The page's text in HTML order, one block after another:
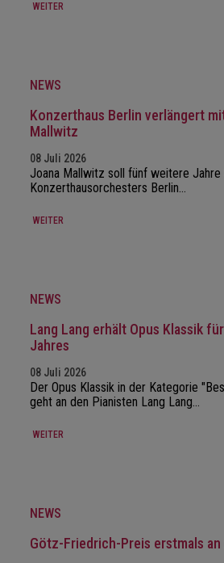
WEITER
NEWS
Konzerthaus Berlin verlängert
Mallwitz
08 Juli 2026
Joana Mallwitz soll fünf weitere Jahre
Konzerthausorchesters Berlin…
WEITER
NEWS
Lang Lang erhält Opus Klassik
Jahres
08 Juli 2026
Der Opus Klassik in der Kategorie
geht an den Pianisten Lang Lang…
WEITER
NEWS
Götz-Friedrich-Preis erstmals